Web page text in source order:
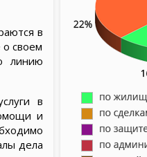
в
своем
линию
в
и
дела